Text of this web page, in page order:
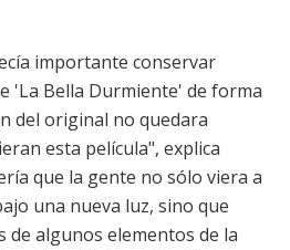
importante conservar
'La Bella Durmiente' de forma
del original no quedara
esta película", explica
que la gente no sólo viera a
una nueva luz, sino que
de algunos elementos de la